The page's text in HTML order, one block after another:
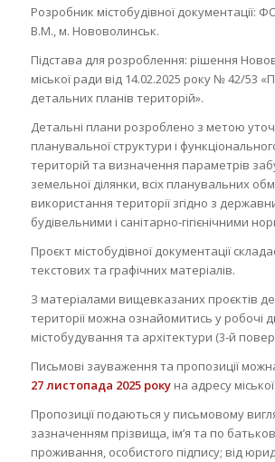
Розробник містобудівної документації:
В.М., м. Нововолинськ.
Підстава для розроблення: рішення
міської ради від 14.02.2025 року № 42/53
детальних планів територій».
Детальні плани розроблено з метою
планувальної структури і
територій та визначення параметрів
земельної ділянки, всіх планувальних
використання території згідно з
будівельними і санітарно-гігієнічними
Проєкт містобудівної документації
текстових та графічних матеріалів.
З матеріалами вищевказаних проєктів
території можна ознайомитись у робочі
містобудування та архітектури (3-й
Письмові зауваження та пропозиції
27 листопада 2025 рокуна адресу
Пропозиції подаються у письмовому
зазначенням прізвища, ім’я та по
проживання, особистого підпису; від